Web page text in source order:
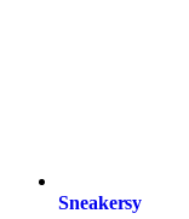
Sneakersy